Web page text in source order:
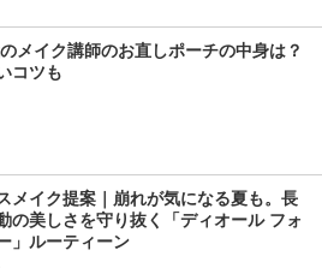
メイク講師のお直しポーチの中身は？
コツも
メイク提案｜崩れが気になる夏も。長
の美しさを守り抜く「ディオール フォ
」ルーティーン